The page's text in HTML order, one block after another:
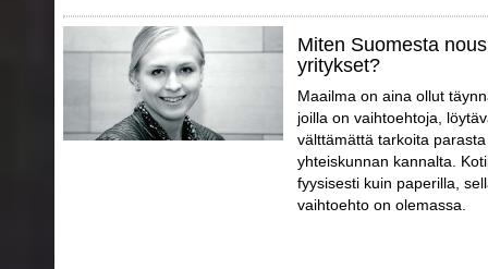
Miten Suomesta
yritykset?
Maailma on aina ollut
joilla on vaihtoehtoja,
välttämättä tarkoita
yhteiskunnan kannalta.
fyysisesti kuin paperilla,
vaihtoehto on olemassa.